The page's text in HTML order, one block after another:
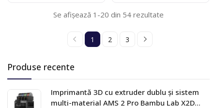
Produse recente
Imprimantă 3D cu extruder dublu și sistem
multi-material AMS 2 Pro Bambu Lab X2D
Se afișează 1-20 din 54 rezultate
1 2 3